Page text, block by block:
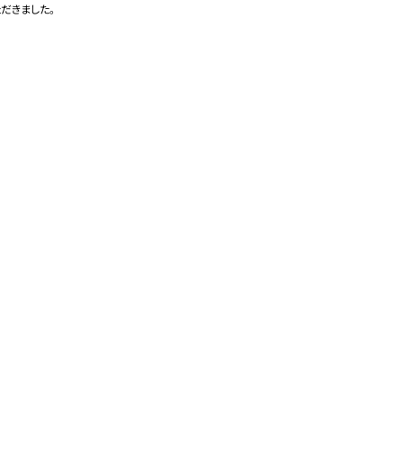
きました。